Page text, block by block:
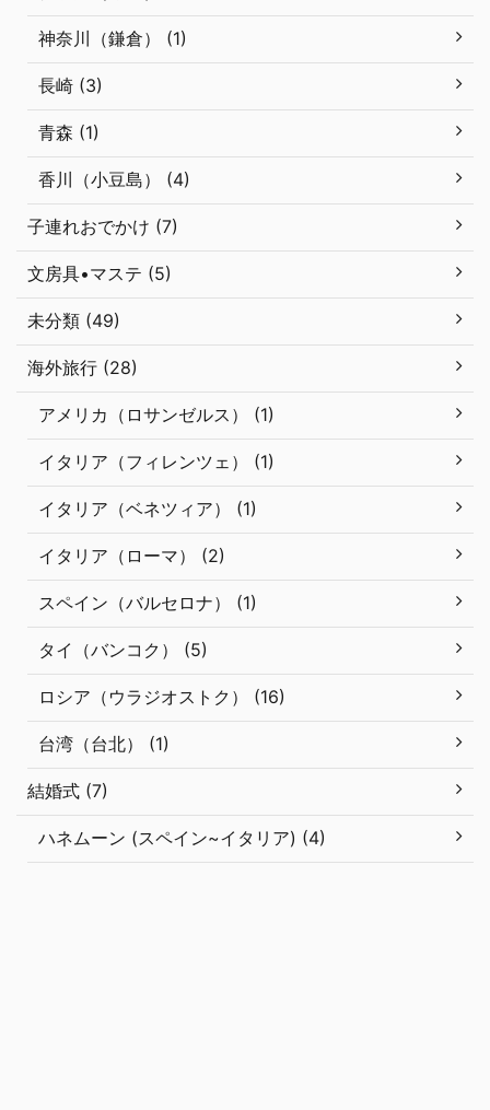
神奈川（鎌倉） (1)
長崎 (3)
青森 (1)
香川（小豆島） (4)
子連れおでかけ (7)
文房具•マステ (5)
未分類 (49)
海外旅行 (28)
アメリカ（ロサンゼルス） (1)
イタリア（フィレンツェ） (1)
イタリア（ベネツィア） (1)
イタリア（ローマ） (2)
スペイン（バルセロナ） (1)
タイ（バンコク） (5)
ロシア（ウラジオストク） (16)
台湾（台北） (1)
結婚式 (7)
ハネムーン (スペイン~イタリア) (4)